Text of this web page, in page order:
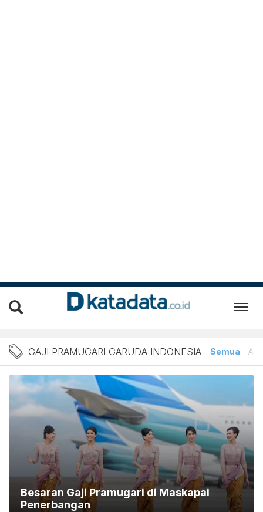
Berita Gaji Pramugari
GAJI PRAMUGARI GARUDA INDONESIA Semua
Besaran Gaji Pramugari di Maskapai
Penerbangan